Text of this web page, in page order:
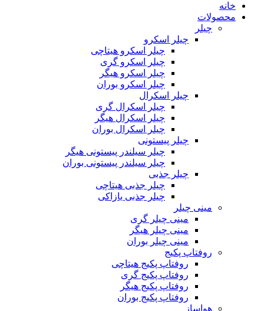
خانه
محصولات
چیلر
چیلر اسکرو
چیلر اسکرو هیتاچی
چیلر اسکرو گری
چیلر اسکرو هیگر
چیلر اسکرو بوران
چیلر اسکرال
چیلر اسکرال گری
چیلر اسکرال هیگر
چیلر اسکرال بوران
چیلر پیستونی
چیلر سیلندر پیستونی هیگر
چیلر سیلندر پیستونی بوران
چیلر جذبی
چیلر جذبی هیتاچی
چیلر جذبی یازاکی
مینی چیلر
مینی چیلر گری
مینی چیلر هیگر
مینی چیلر بوران
روفتاپ پکیج
روفتاپ پکیج هیتاچی
روفتاپ پکیج گری
روفتاپ پکیج هیگر
روفتاپ پکیج بوران
هواساز